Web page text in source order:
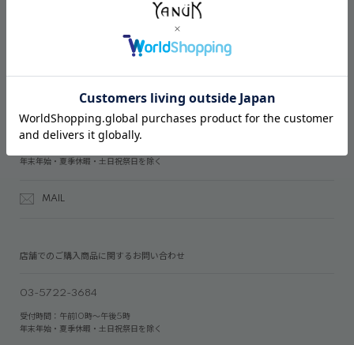
03-6809-2611
年末年始・夏季休暇・土日祝祭日を除く
MAIL
店舗でのご購入商品に関するお問い合わせ
03-5722-3684
受付時間：午前10時～午後5時
年末年始・夏季休暇・土日祝祭日を除く